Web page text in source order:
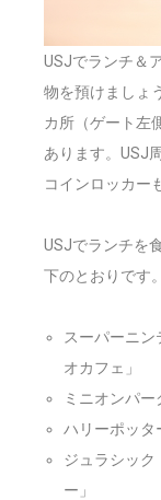
USJでランチ＆
物を預けましょ
カ所（ゲート左
あります。USJ
コインロッカー
USJでランチを
下のとおりです。
スーパーニ
オカフェ」
ミニオンパー
ハリーポッタ
ジュラシック
ー」